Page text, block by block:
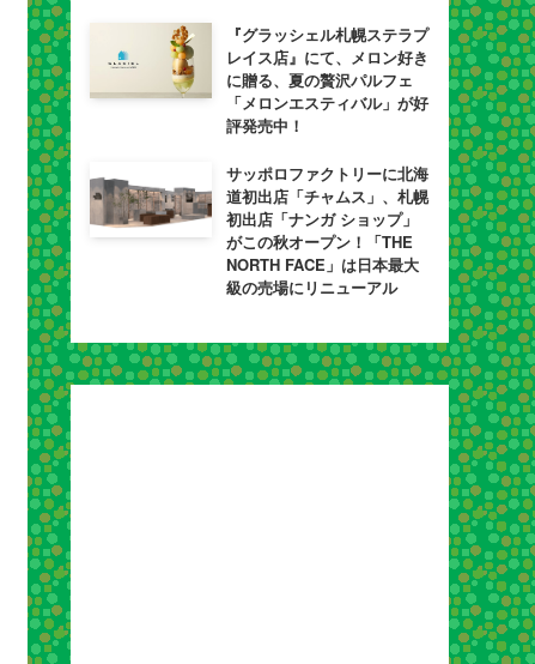
『グラッシェル札幌ステラプ
レイス店』にて、メロン好き
に贈る、夏の贅沢パルフェ
「メロンエスティバル」が好
評発売中！
サッポロファクトリーに北海
道初出店「チャムス」、札幌
初出店「ナンガ ショップ」
がこの秋オープン！「THE
NORTH FACE」は日本最大
級の売場にリニューアル